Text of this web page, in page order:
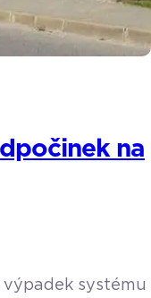
na
systému